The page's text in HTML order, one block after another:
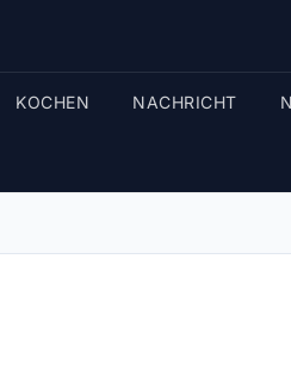
KOCHEN NACHRICHT